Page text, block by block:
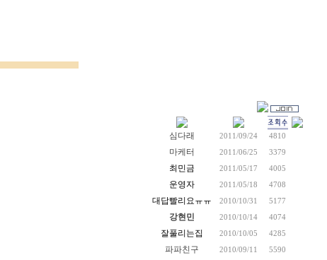
심다래 2011/09/24 4810
마케터 2011/06/25 3379
최민금 2011/05/17 4005
운영자 2011/05/18 4708
대답빨리요ㅠㅠ 2010/10/31 5177
강현민 2010/10/14 4074
잘풀리는집 2010/10/05 4285
파파친구 2010/09/11 5590